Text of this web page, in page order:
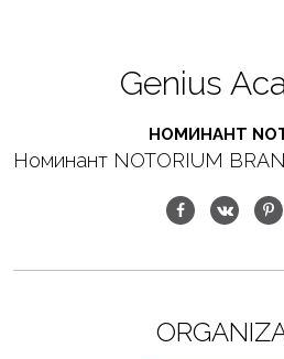
Genius
НОМИНАНТ
Номинант NOTORIUM